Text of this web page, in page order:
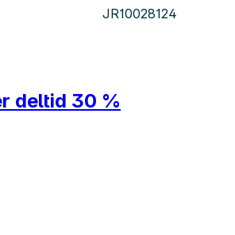
JR10028124
deltid 30 %